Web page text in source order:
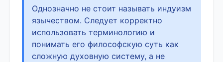
Однозначно не стоит называть индуизм
язычеством. Следует корректно
использовать терминологию и
понимать его философскую суть как
сложную духовную систему, а не